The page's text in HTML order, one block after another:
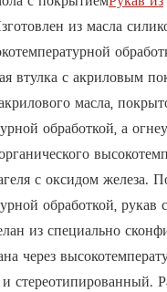
из масла
втулка с акриловым
масла,
обработкой, а
с оксидом железа.
обработкой, рукав
из специально
через
стереотипированный.